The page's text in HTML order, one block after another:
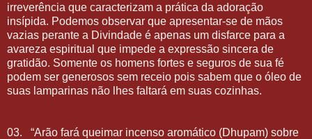
irreverência que caracterizam a prática da adoração
insípida. Podemos observar que apresentar-se de mãos
vazias perante a Divindade é apenas um disfarce para a
avareza espiritual que impede a expressão sincera de
gratidão. Somente os homens fortes e seguros de sua fé
podem ser generosos sem receio pois sabem que o óleo de
suas lamparinas não lhes faltará em suas cozinhas.
03. “Arão fará queimar incenso aromático (Dhupam) sobre